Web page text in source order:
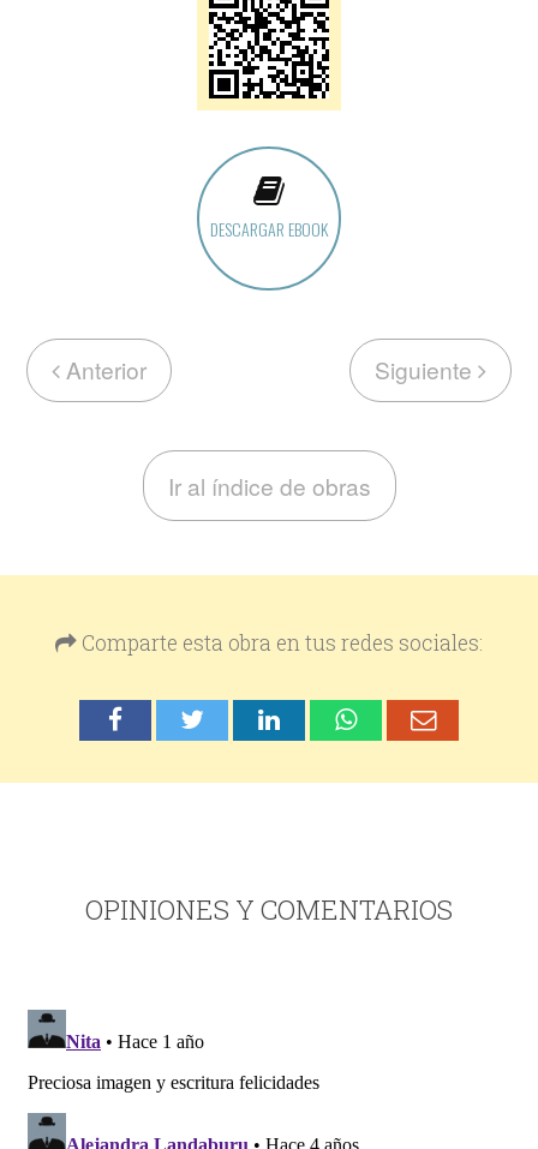
DESCARGAR EBOOK
Anterior Siguiente
Ir al índice de obras
Comparte esta obra en tus redes sociales:
OPINIONES Y COMENTARIOS